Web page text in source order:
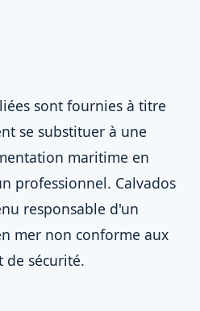
sont fournies à titre
se substituer à une
maritime en
professionnel. Calvados
responsable d'un
mer non conforme aux
de sécurité.